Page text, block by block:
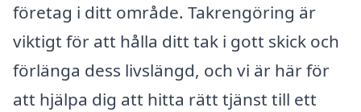
företag i ditt område. Takrengöring är
viktigt för att hålla ditt tak i gott skick och
förlänga dess livslängd, och vi är här för
att hjälpa dig att hitta rätt tjänst till ett